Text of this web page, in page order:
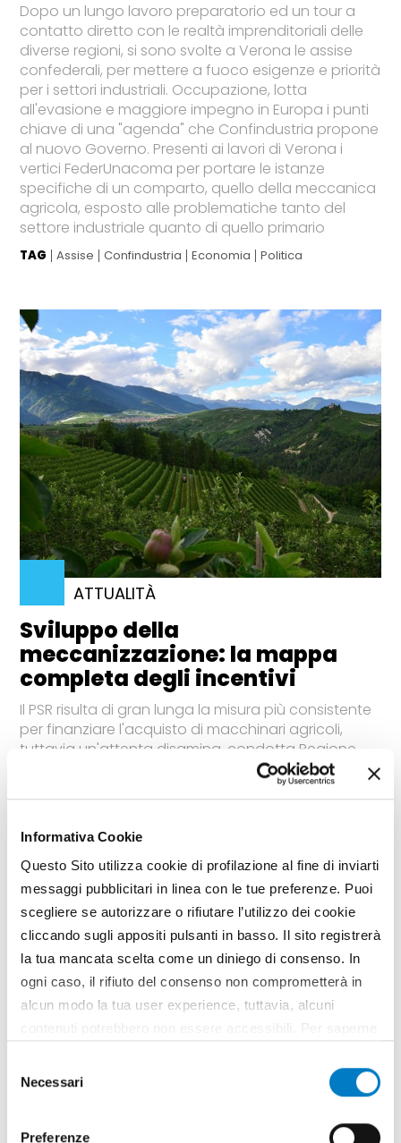
Informativa Cookie
Questo Sito utilizza cookie di profilazione al fine di inviarti
messaggi pubblicitari in linea con le tue preferenze. Puoi
scegliere se autorizzare o rifiutare l’utilizzo dei cookie
cliccando sugli appositi pulsanti in basso. Il sito registrerà
la tua mancata scelta come un diniego di consenso. In
ogni caso, il rifiuto del consenso non comprometterà in
alcun modo la tua user experience, tuttavia, alcuni
contenuti potrebbero non essere accessibili. Per saperne
all’utilizzo di tutti, o solamente di alcuni di essi, ti
delNecessari
Preferenze
Dopo un lungo lavoro preparatorio ed un tour a
contatto diretto con le realtà imprenditoriali delle
diverse regioni, si sono svolte a Verona le assise
confederali, per mettere a fuoco esigenze e priorità
per i settori industriali. Occupazione, lotta
all'evasione e maggiore impegno in Europa i punti
chiave di una "agenda" che Confindustria propone
al nuovo Governo. Presenti ai lavori di Verona i
vertici FederUnacoma per portare le istanze
specifiche di un comparto, quello della meccanica
agricola, esposto alle problematiche tanto del
settore industriale quanto di quello primario
TAG Assise Confindustria Economia Politica
ATTUALITÀ
Sviluppo della
meccanizzazione: la mappa
completa degli incentivi
Il PSR risulta di gran lunga la misura più consistente
per finanziare l'acquisto di macchinari agricoli,
tuttavia un'attenta disamina, condotta Regione
per Regione, rivela l'esistenza di numerosi altri
strumenti che, nel finanziare interventi per il
energetica delle imprese, prevedono fondi anche
per l'acquisto di mezzi meccanici per l'agricoltura e
la forestazione
TAG Incentivi Regioni Marcello Ortenzi